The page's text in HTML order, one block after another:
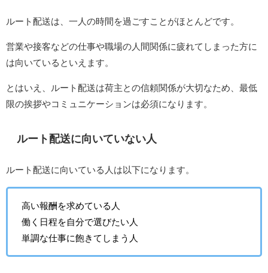
ルート配送は、一人の時間を過ごすことがほとんどです。
営業や接客などの仕事や職場の人間関係に疲れてしまった方に
は向いているといえます。
とはいえ、ルート配送は荷主との信頼関係が大切なため、最低
限の挨拶やコミュニケーションは必須になります。
ルート配送に向いていない人
ルート配送に向いている人は以下になります。
高い報酬を求めている人
働く日程を自分で選びたい人
単調な仕事に飽きてしまう人